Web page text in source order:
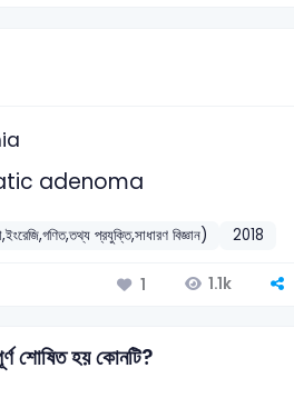
adenoma
প্রযুক্তি,সাধারণ বিজ্ঞান) 2018
1 1.1k
হয় কোনটি?